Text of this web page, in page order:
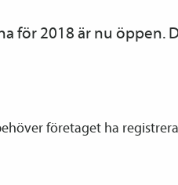
för 2018 är nu öppen.
företaget ha